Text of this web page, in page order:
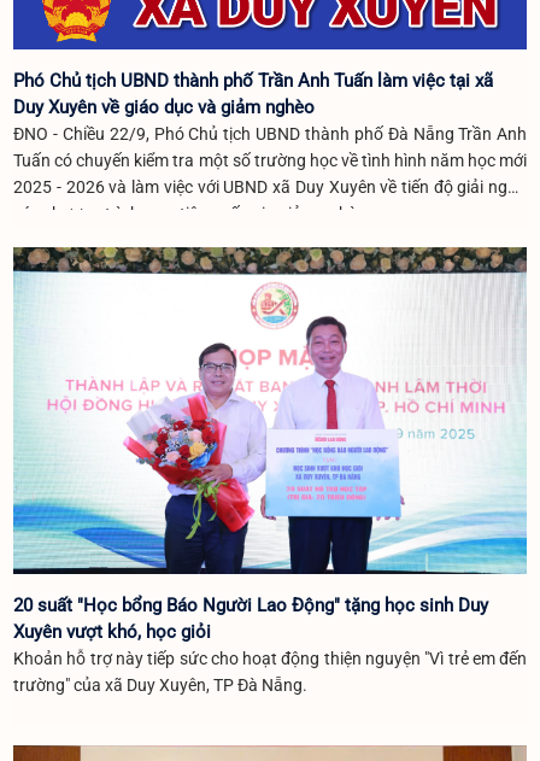
Phó Chủ tịch UBND thành phố Trần Anh Tuấn làm việc tại xã
Duy Xuyên về giáo dục và giảm nghèo
ĐNO - Chiều 22/9, Phó Chủ tịch UBND thành phố Đà Nẵng Trần Anh
Tuấn có chuyến kiểm tra một số trường học về tình hình năm học mới
2025 - 2026 và làm việc với UBND xã Duy Xuyên về tiến độ giải ngân
các chương trình mục tiêu quốc gia giảm nghèo.
20 suất "Học bổng Báo Người Lao Động" tặng học sinh Duy
Xuyên vượt khó, học giỏi
Khoản hỗ trợ này tiếp sức cho hoạt động thiện nguyện "Vì trẻ em đến
trường" của xã Duy Xuyên, TP Đà Nẵng.